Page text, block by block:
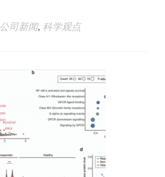
公司新闻, 科学观点